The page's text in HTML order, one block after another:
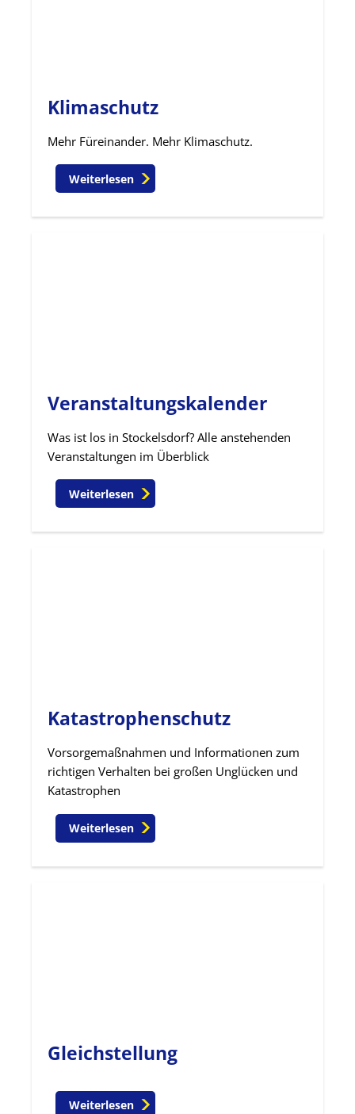
Klimaschutz
Mehr Füreinander. Mehr Klimaschutz.
Weiterlesen
Veranstaltungskalender
Was ist los in Stockelsdorf? Alle anstehenden
Veranstaltungen im Überblick
Weiterlesen
Katastrophenschutz
Vorsorgemaßnahmen und Informationen zum
richtigen Verhalten bei großen Unglücken und
Katastrophen
Weiterlesen
Gleichstellung
Weiterlesen